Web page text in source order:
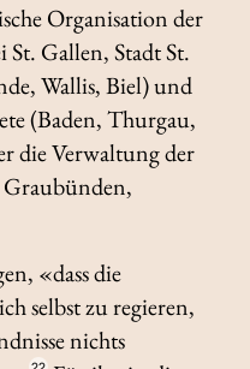
Organisation der
Gallen, Stadt St.
Wallis, Biel) und
(Baden, Thurgau,
die Verwaltung der
Graubünden,
«dass die
selbst zu regieren,
nichts